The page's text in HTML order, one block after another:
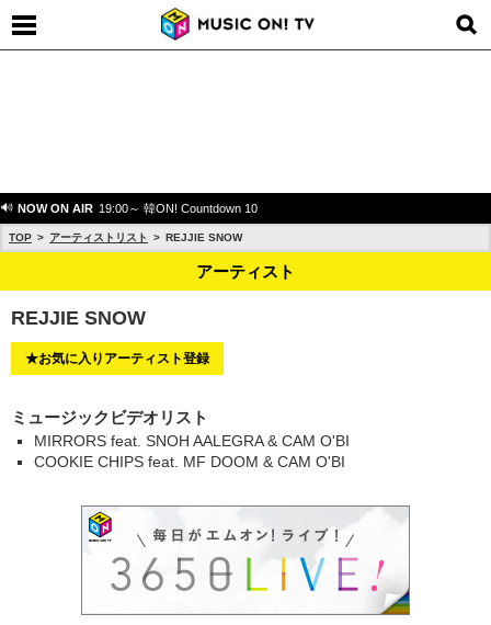
NOW ON AIR 19:00～ 韓ON! Countdown 10
TOP アーティストリスト REJJIE SNOW
アーティスト
REJJIE SNOW
★お気に入りアーティスト登録
ミュージックビデオリスト
MIRRORS feat. SNOH AALEGRA & CAM O'BI
COOKIE CHIPS feat. MF DOOM & CAM O'BI